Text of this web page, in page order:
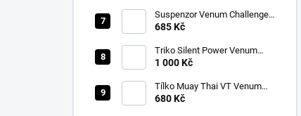
Suspenzor Venum Challenger
bílý
685 Kč
Triko Silent Power Venum
vínové
1 000 Kč
Tílko Muay Thai VT Venum
černé
680 Kč